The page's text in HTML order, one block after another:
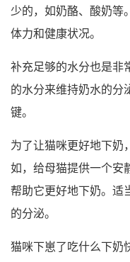
少的，如奶酪、酸奶等
体力和健康状况。
补充足够的水分也是非
的水分来维持奶水的分
键。
为了让猫咪更好地下奶
如，给母猫提供一个安
帮助它更好地下奶。适
的分泌。
猫咪下崽了吃什么下奶